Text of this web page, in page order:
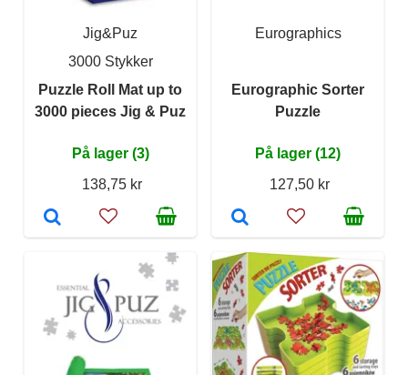
Jig&Puz
3000 Stykker
Puzzle Roll Mat up to
3000 pieces Jig & Puz
På lager (3)
138,75 kr
Eurographics
Eurographic Sorter
Puzzle
På lager (12)
127,50 kr